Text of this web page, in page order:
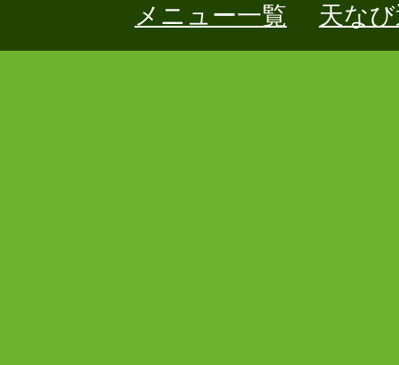
メニュー一覧
天な